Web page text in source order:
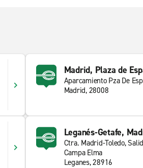
Madrid, Plaza de
Aparcamiento Pza De
Madrid, 28008
Leganés-Getafe,
Ctra. Madrid-Toledo,
Campa Elma
Leganes, 28916